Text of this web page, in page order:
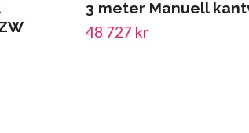
3 meter Manuell
48 727 kr